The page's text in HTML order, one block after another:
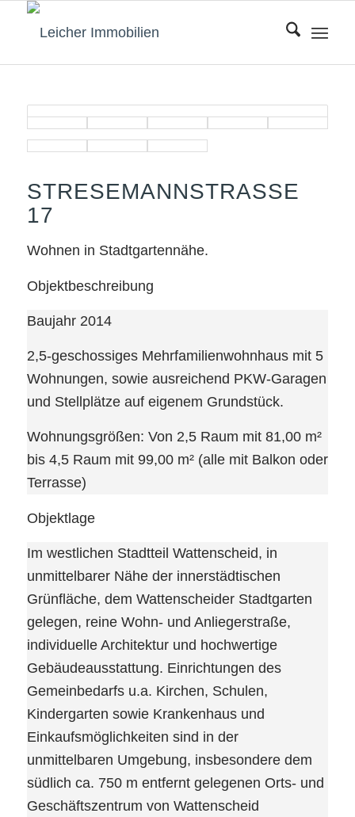
STRESEMANNSTRASSE 1
7
Wohnen in Stadtgartennähe.
Objektbeschreibung
Baujahr 2014
2,5-geschossiges Mehrfamilienwohnhaus mit 5
Wohnungen, sowie ausreichend PKW-Garagen
und Stellplätze auf eigenem Grundstück.
Wohnungsgrößen: Von 2,5 Raum mit 81,00 m²
bis 4,5 Raum mit 99,00 m² (alle mit Balkon oder
Terrasse)
Objektlage
Im westlichen Stadtteil Wattenscheid, in
unmittelbarer Nähe der innerstädtischen
Grünfläche, dem Wattenscheider Stadtgarten
gelegen, reine Wohn- und Anliegerstraße,
individuelle Architektur und hochwertige
Gebäudeausstattung. Einrichtungen des
Gemeinbedarfs u.a. Kirchen, Schulen,
Kindergarten sowie Krankenhaus und
Einkaufsmöglichkeiten sind in der
unmittelbaren Umgebung, insbesondere dem
südlich ca. 750 m entfernt gelegenen Orts- und
Geschäftszentrum von Wattenscheid